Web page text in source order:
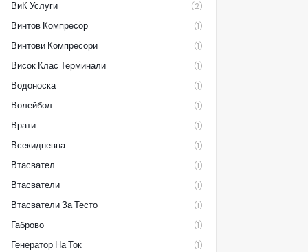
ВиК Услуги (2)
Винтов Компресор (1)
Винтови Компресори (1)
Висок Клас Терминали (1)
Водоноска (1)
Волейбол (1)
Врати (1)
Всекидневна (1)
Втасвател (1)
Втасватели (1)
Втасватели За Тесто (1)
Габрово (1)
Генератор На Ток (1)